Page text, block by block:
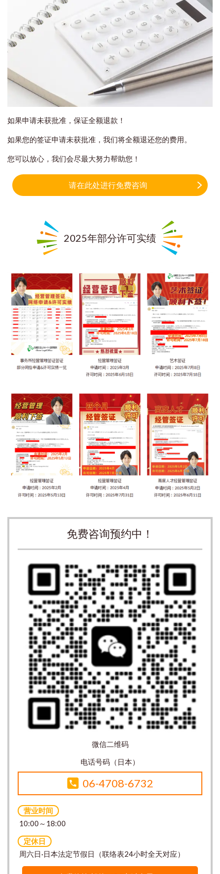
如果申请未获批准，保证全额退款！
如果您的签证申请未获批准，我们将全额退还您的费用。
您可以放心，我们会尽最大努力帮助您！
请在此处进行免费咨询
2025年部分许可实绩
免费咨询预约中！
微信二维码
电话号码（日本）
06-4708-6732
营业时间
10:00～18:00
定休日
周六日·日本法定节假日（联络表24小时全天对应）